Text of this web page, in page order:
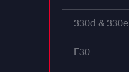
330d & 330e
F30